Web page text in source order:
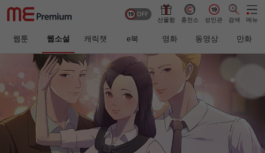
선물함 충전소 성인관 검색 메뉴
웹툰 웹소설 캐릭챗 e북 영화 동영상 만화